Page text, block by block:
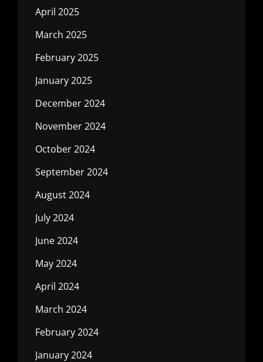
April 2025
March 2025
February 2025
January 2025
December 2024
November 2024
October 2024
September 2024
August 2024
July 2024
June 2024
May 2024
April 2024
March 2024
February 2024
January 2024